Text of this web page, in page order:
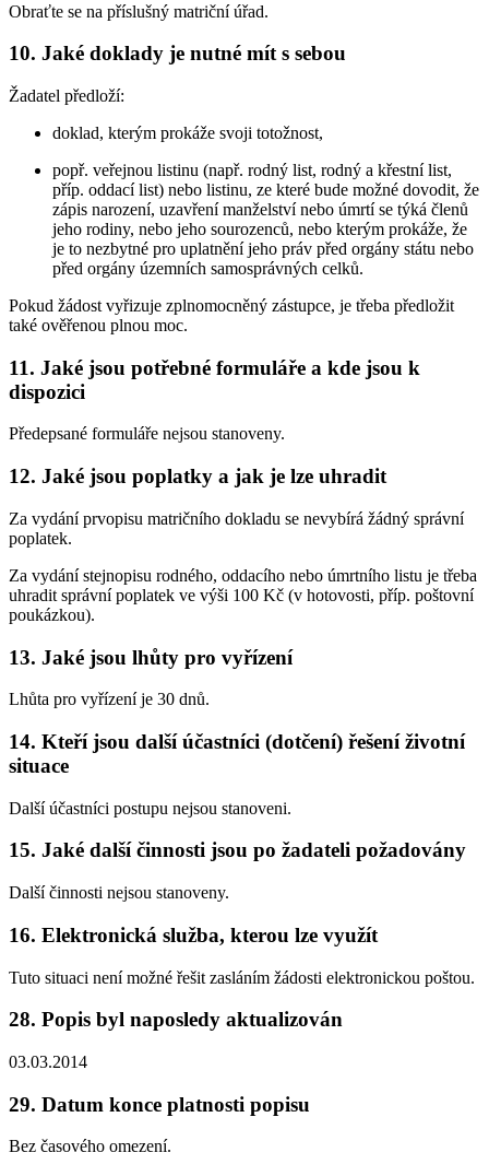
Obraťte se na příslušný matriční úřad.
10. Jaké doklady je nutné mít s sebou
Žadatel předloží:
doklad, kterým prokáže svoji totožnost,
popř. veřejnou listinu (např. rodný list, rodný a křestní list,
příp. oddací list) nebo listinu, ze které bude možné dovodit, že
zápis narození, uzavření manželství nebo úmrtí se týká členů
jeho rodiny, nebo jeho sourozenců, nebo kterým prokáže, že
je to nezbytné pro uplatnění jeho práv před orgány státu nebo
před orgány územních samosprávných celků.
Pokud žádost vyřizuje zplnomocněný zástupce, je třeba předložit
také ověřenou plnou moc.
11. Jaké jsou potřebné formuláře a kde jsou k
dispozici
Předepsané formuláře nejsou stanoveny.
12. Jaké jsou poplatky a jak je lze uhradit
Za vydání prvopisu matričního dokladu se nevybírá žádný správní
poplatek.
Za vydání stejnopisu rodného, oddacího nebo úmrtního listu je třeba
uhradit správní poplatek ve výši 100 Kč (v hotovosti, příp. poštovní
poukázkou).
13. Jaké jsou lhůty pro vyřízení
Lhůta pro vyřízení je 30 dnů.
14. Kteří jsou další účastníci (dotčení) řešení životní
situace
Další účastníci postupu nejsou stanoveni.
15. Jaké další činnosti jsou po žadateli požadovány
Další činnosti nejsou stanoveny.
16. Elektronická služba, kterou lze využít
Tuto situaci není možné řešit zasláním žádosti elektronickou poštou.
28. Popis byl naposledy aktualizován
03.03.2014
29. Datum konce platnosti popisu
Bez časového omezení.